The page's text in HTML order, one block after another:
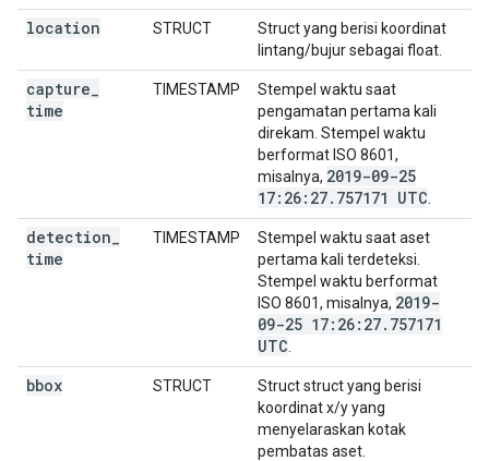
location STRUCT
Struct yang berisi koordinat
lintang/bujur sebagai float.
capture
time
TIMESTAMP
Stempel waktu saat
pengamatan pertama kali
direkam. Stempel waktu
berformat ISO 8601,
misalnya, 2019-09-25
17:26:27. 757171 UTC
detection
time
TIMESTAMP
Stempel waktu saat aset
pertama kali terdeteksi.
Stempel waktu berformat
ISO 8601, misalnya, 2019-
09-25 17:26:27. 757171
UTC
bbox STRUCT
Struct struct yang berisi
koordinat x/y yang
menyelaraskan kotak
pembatas aset.